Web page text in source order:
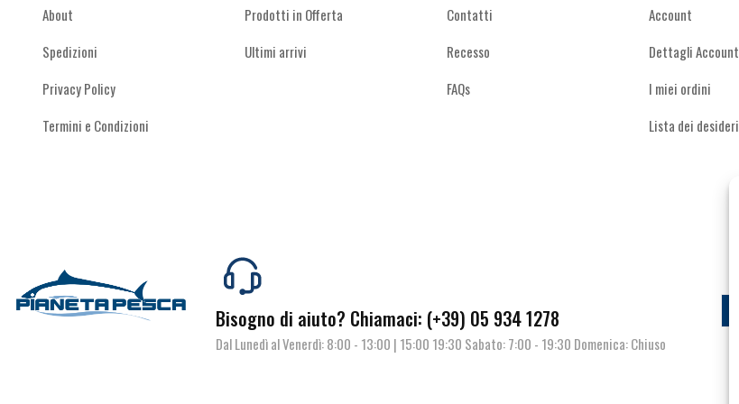
Minuteria
Softbaits (77)
Trota e Light fishing (65)
About
Spedizioni
Privacy Policy
Termini e Condizioni
Prodotti in Offerta
Ultimi arrivi
Contatti
Recesso
FAQs
Account
Dettagli Account
I miei ordini
Lista dei desideri
Bisogno di aiuto? Chiamaci: (+39) 05 934 1278
Dal Lunedì al Venerdì: 8:00 - 13:00 | 15:00 19:30 Sabato: 7:00 - 19:30 Domenica: Chiuso